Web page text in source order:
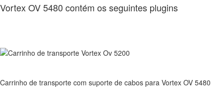
Vortex OV 5480 contém os seguintes plugins
Carrinho de transporte com suporte de cabos para Vortex OV 5480